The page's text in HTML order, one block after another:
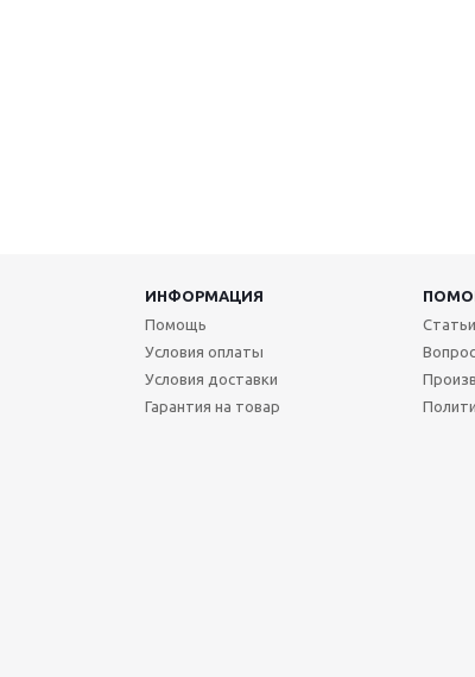
ИНФОРМАЦИЯ
Помощь
Условия оплаты
Условия доставки
Гарантия на товар
Статьи